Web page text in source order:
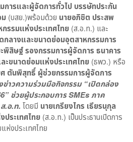
การและผู้จัดการทั่วไป บรรษัทประกัน
(บสย.)พร้อมด้วย นายอภิชิต ประสพ
รรมแห่งประเทศไทย (ส.อ.ท.) และ
กลางและขนาดย่อมอุตสาหกรรมการ
พิสิษฐ์ รองกรรมการผู้จัดการ ธนาคาร
ขนาดย่อมแห่งประเทศไทย (ธพว.) หรือ
ตันพิสุทธิ์ ผู้ช่วยกรรมการผู้จัดการ
าวความร่วมมือกิจกรรม “เปิดกล่อง
ช่วยผู้ประกอบการ SMEs ภาค
.อ.ท. โดยมี นายเกรียงไกร เธียรนุกุล
ประเทศไทย (ส.อ.ท.) เป็นประธานเปิดการ
ห่งประเทศไทย